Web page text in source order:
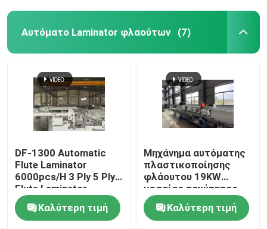
Αυτόματο Laminator φλαούτων (7)
DF-1300 Automatic
Flute Laminator
6000pcs/H 3 Ply 5 Ply
Flute Laminator
Καλύτερη τιμή
Μηχάνημα αυτόματης
πλαστικοποίησης
φλάουτου 19KW
μεσαίας ταχύτητας
DF-1650L
Καλύτερη τιμή